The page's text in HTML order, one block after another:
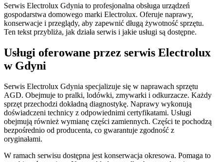
Serwis Electrolux Gdynia to profesjonalna obsługa urządzeń
gospodarstwa domowego marki Electrolux. Oferuje naprawy,
konserwacje i przeglądy, aby zapewnić długą żywotność sprzętu.
Ten tekst przybliża, jak działa serwis i jakie usługi są dostępne.
Usługi oferowane przez serwis Electrolux
w Gdyni
Serwis Electrolux Gdynia specjalizuje się w naprawach sprzętu
AGD. Obejmuje to pralki, lodówki, zmywarki i odkurzacze. Każdy
sprzęt przechodzi dokładną diagnostykę. Naprawy wykonują
doświadczeni technicy z odpowiednimi certyfikatami. Usługi
obejmują również wymianę części zamiennych. Części te pochodzą
bezpośrednio od producenta, co gwarantuje zgodność z
oryginałami.
W ramach serwisu dostępna jest konserwacja okresowa. Pomaga to